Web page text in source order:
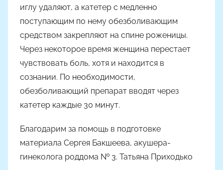
иглу удаляют, а катетер с медленно
поступающим по нему обезболивающим
средством закрепляют на спине роженицы.
Через некоторое время женщина перестает
чувствовать боль, хотя и находится в
сознании. По необходимости,
обезболивающий препарат вводят через
катетер каждые 30 минут.
Благодарим за помощь в подготовке
материала Сергея Бакшеева, акушера-
гинеколога роддома № 3. Татьяна Приходько